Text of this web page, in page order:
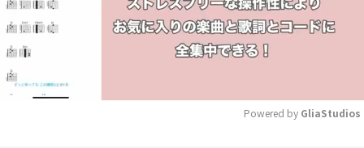
Powered by GliaStudios